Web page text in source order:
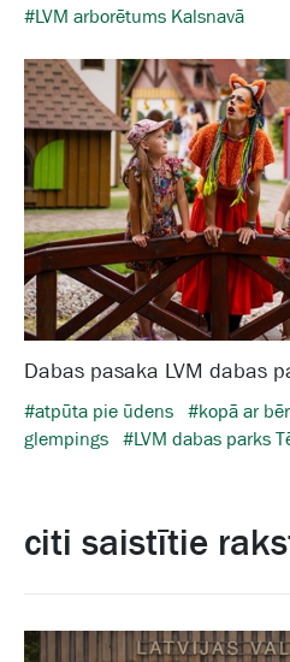
#LVM arborētums Kalsnavā
Dabas pasaka LVM dabas
#atpūta pie ūdens #kopā ar
glempings #LVM dabas parks
citi saistītie